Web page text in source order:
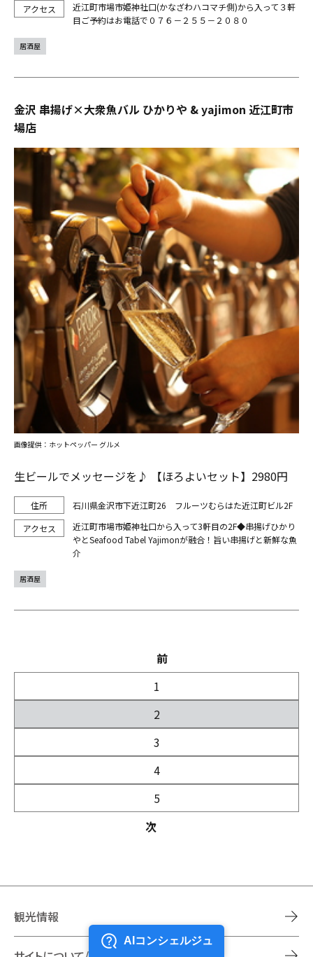
近江町市場市姫神社口(かなざわハコマチ側)から入って３軒
目ご予約はお電話で０７６－２５５－２０８０
居酒屋
金沢 串揚げ×大衆魚バル ひかりや & yajimon 近江町市
場店
生ビールでメッセージを♪ 【ほろよいセット】2980円
石川県金沢市下近江町26 フルーツむらはた近江町ビル2F
近江町市場市姫神社口から入って3軒目の2F◆串揚げひかり
やとSeafood Tabel Yajimonが融合！旨い串揚げと新鮮な魚
介
画像提供：ホットペッパー グルメ
居酒屋
前
1
2
3
4
5
次
観光情報